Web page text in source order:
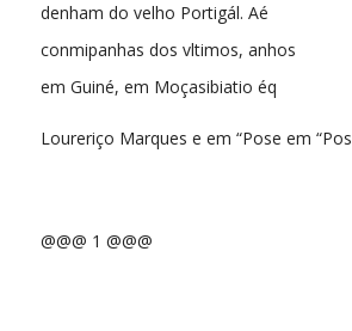
denham do velho Portigál. Aé
conmipanhas dos vltimos, anhos
em Guiné, em Moçasibiatio éq
Loureriço Marques e em “Pose em “Pos
@@@ 1 @@@